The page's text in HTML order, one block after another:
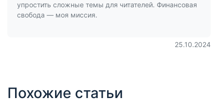
упростить сложные темы для читателей. Финансовая
свобода — моя миссия.
25.10.2024
Похожие статьи